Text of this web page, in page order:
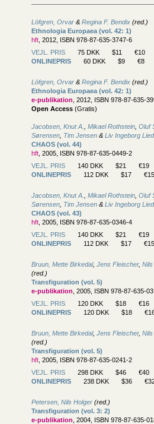
Löfgren, Orvar & Regina F. Bendix (red.)
Ethnologia Europaea (vol. 42: 1)
hft , 2012, ISBN 978-87-635-3747-6
VEJL. PRIS
75 DKK $11
€10
ONLINEPRIS
60 DKK $9 €8
Löfgren, Orvar & Regina F. Bendix (red.)
Ethnologia Europaea (vol. 42: 1)
e-publikation , 2012, ISBN 978-87-635-
Open Access (Gratis)
Jacobsen, Knut A. Mikael Rothstein Oluf
Sørensen Tim Jensen & Liv Ingeborg Lied
CHAOS (vol. 44)
hft , 2005, ISBN 978-87-635-0449-2
VEJL. PRIS
140 DKK $21
€19
ONLINEPRIS
112 DKK $17 €15
Jacobsen, Knut A. Mikael Rothstein Oluf
Sørensen Tim Jensen & Liv Ingeborg Lied
CHAOS (vol. 43)
hft , 2005, ISBN 978-87-635-0346-4
VEJL. PRIS
140 DKK $21
€19
ONLINEPRIS
112 DKK $17 €15
Bruun, Mette Birkedal, Jens Fleischer,
(red.)
Transfiguration (vol. 5)
e-publikation , 2005, ISBN 978-87-635-
VEJL. PRIS
120 DKK $18
€16
ONLINEPRIS
120 DKK $18
Bruun, Mette Birkedal, Jens Fleischer,
(red.)
Transfiguration (vol. 5)
hft , 2005, ISBN 978-87-635-0241-2
VEJL. PRIS
298 DKK $46
€40
ONLINEPRIS
238 DKK $36
Petersen, Nils Holger (red.)
Transfiguration (vol. 3: 2)
e-publikation , 2004, ISBN 978-87-635-